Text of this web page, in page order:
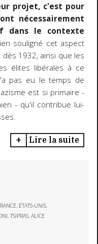
projet, c'est pour
nécessairement
dans le contexte
souligné cet aspect
1932, ainsi que les
élites libérales à ce
pas eu le temps de
est si primaire -
- qu'il contribue lui-
Lire la suite
, ÉTATS-UNIS,
,TSIPRAS,ALICE